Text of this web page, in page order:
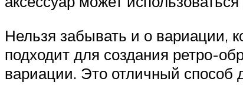
Нельзя забывать и о вариации,
подходит для создания ретро-
вариации. Это отличный способ